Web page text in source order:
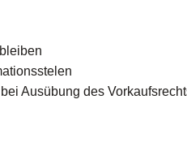
Ausübung des